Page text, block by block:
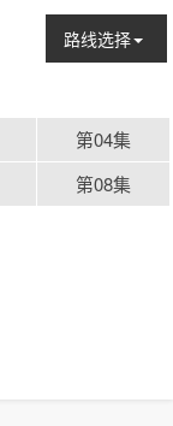
路线选择
第04集
第08集